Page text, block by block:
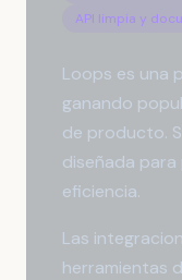
API limpia y
Loops es una
ganando
de producto.
diseñada
eficiencia.
Las
herramientas